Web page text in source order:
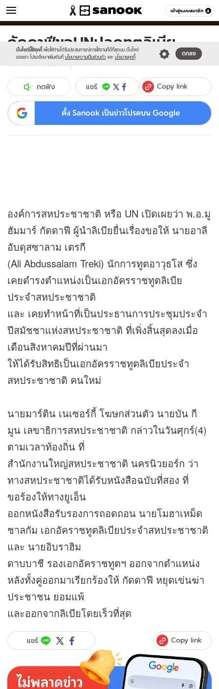
เข้าสู่ระบบสมาชิก
ข่าว หมวดอื่นๆ
เว็บไซต์นี้ใช้คุกกี้ เพื่อให้ท่านได้รับประสบการณ์การใช้งานที่ดีที่สุดบน เว็บไซต์
ของเรา โปรดศึกษาเพิ่มเติมที่ นโยบายความเป็นส่วนตัว และ นโยบายคุกกี้
ตกลง
Sanook
//s.isanook.com/sr/0/images/logo-
new-
sanook.png
600
60
กัดดาฟีขอUNปลดทูตลิเบีย
05 มี.ค. 54 (02:58 น.)
กดฟัง แชร์ Copy link
ตั้ง Sanook เป็นข่าวโปรดบน Google
องค์การสหประชาชาติ หรือ UN เปิดเผยว่า พ.อ.มู
ฮัมมาร์ กัดดาฟี ผู้นำลิเบียยื่นเรื่องขอให้ นายอาลี
อับดุสซาลาม เตรกี
(Ali Abdussalam Treki) นักการทูตอาวุธโส ซึ่ง
เคยดำรงตำแหน่งเป็นเอกอัครราชทูตลิเบีย
ประจำสหประชาชาติ
และ เคยทำหน้าที่เป็นประธานการประชุมประจำ
ปีสมัชชาแห่งสหประชาชาติ ที่เพิ่งสิ้นสุดลงเมื่อ
เดือนสิงหาคมปีที่ผ่านมา
ให้ได้รับสิทธิเป็นเอกอัครราชทูตลิเบียประจำ
สหประชาชาติ คนใหม่
นายมาร์ติน เนเซอร์กี้ โฆษกส่วนตัว นายบัน กี
มูน เลขาธิการสหประชาชาติ กล่าวในวันศุกร์(4)
ตามเวลาท้องถิ่น ที่
สำนักงานใหญ่สหประชาชาติ นครนิวยอร์ก ว่า
ทางสหประชาชาติได้รับหนังสือฉบับที่สอง ที่
ขอร้องให้ทางยูเอ็น
ออกหนังสือรับรองการถอดถอน นายโมฮาเหม็ด
ชาลกัม เอกอัคราชทูตลิเบียประจำสหประชาชาติ
และ นายอิบราฮิม
ดาบบาชี รองเอกอัคราชทูตฯ ออกจากตำแหน่ง
หลังทั้งคู่ออกมาเรียกร้องให้ กัดดาฟี หยุดเข่นฆ่า
ประชาชน ยอมแพ้
และออกจากลิเบียโดยเร็วที่สุด
แชร์ Copy link